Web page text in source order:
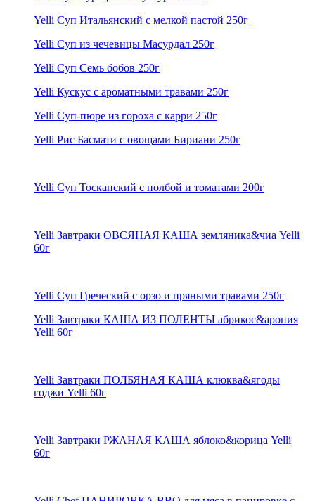
Yelli Суп Итальянский с мелкой пастой 250г
Yelli Суп из чечевицы Масурдал 250г
Yelli Суп Семь бобов 250г
Yelli Кускус с ароматными травами 250г
Yelli Суп-пюре из гороха с карри 250г
Yelli Рис Басмати с овощами Бириани 250г
Yelli Суп Тосканский с полбой и томатами 200г
Yelli Завтраки ОВСЯНАЯ КАША земляника&чиа Yelli
60г
Yelli Суп Греческий с орзо и пряными травами 250г
Yelli Завтраки КАША ИЗ ПОЛЕНТЫ абрикос&арония
Yelli 60г
Yelli Завтраки ПОЛБЯНАЯ КАША клюква&ягоды
годжи Yelli 60г
Yelli Завтраки РЖАНАЯ КАША яблоко&корица Yelli
60г